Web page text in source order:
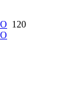
120